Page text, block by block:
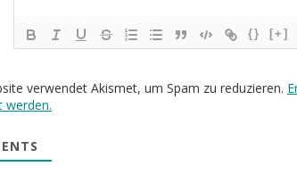
{} [+]
verwendet Akismet, um Spam zu reduzieren.
werden.